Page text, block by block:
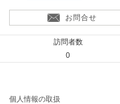
お問合せ
訪問者数
0
個人情報の取扱